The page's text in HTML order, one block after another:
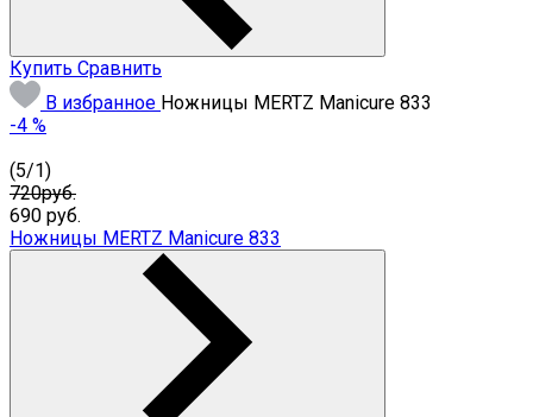
Купить Сравнить
В избранное Ножницы MERTZ Manicure 833
-4 %
(5/1)
720руб.
690 руб.
Ножницы MERTZ Manicure 833